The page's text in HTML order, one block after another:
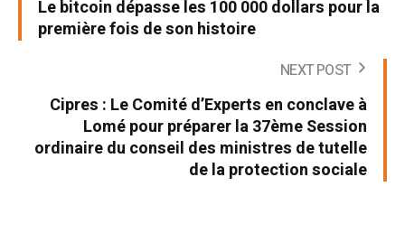
Le bitcoin dépasse les 100 000 dollars pour la
première fois de son histoire
NEXT POST
Cipres : Le Comité d’Experts en conclave à
Lomé pour préparer la 37ème Session
ordinaire du conseil des ministres de tutelle
de la protection sociale